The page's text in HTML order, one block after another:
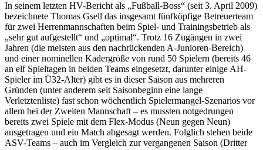
In seinem letzten HV-Bericht als „Fußball-Boss“ (seit 3. April 2009)
bezeichnete Thomas Gsell das insgesamt fünfköpfige Betreuerteam
für zwei Herrenmannschaften beim Spiel- und Trainingsbetrieb als
„sehr gut aufgestellt“ und „optimal“. Trotz 16 Zugängen in zwei
Jahren (die meisten aus den nachrückenden A-Junioren-Bereich)
und einer nominellen Kadergröße von rund 50 Spielern (bereits 46
an elf Spieltagen in beiden Teams eingesetzt, darunter einige AH-
Spieler im Ü32-Alter) gibt es in dieser Saison aus mehreren
Gründen (unter anderem seit Saisonbeginn eine lange
Verletztenliste) fast schon wöchentlich Spielermangel-Szenarios vor
allem bei der Zweiten Mannschaft – es mussten notgedrungen
bereits zwei Spiele mit dem Flex-Modus (Neun gegen Neun)
ausgetragen und ein Match abgesagt werden. Folglich stehen beide
ASV-Teams – auch im Vergleich zur vergangenen Saison (Dritter